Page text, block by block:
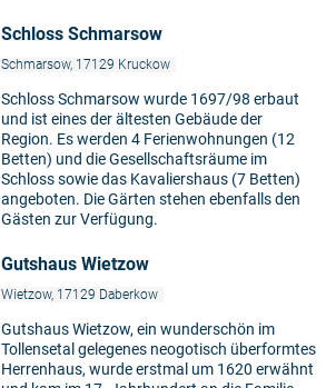
Schloss Schmarsow
Schmarsow, 17129 Kruckow
Schloss Schmarsow wurde 1697/98 erbaut
und ist eines der ältesten Gebäude der
Region. Es werden 4 Ferienwohnungen (12
Betten) und die Gesellschaftsräume im
Schloss sowie das Kavaliershaus (7 Betten)
angeboten. Die Gärten stehen ebenfalls den
Gästen zur Verfügung.
Gutshaus Wietzow
Wietzow, 17129 Daberkow
Gutshaus Wietzow, ein wunderschön im
Tollensetal gelegenes neogotisch überformtes
Herrenhaus, wurde erstmal um 1620 erwähnt